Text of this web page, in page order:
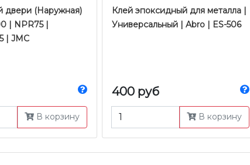
двери (Наружная)
| NPR75 |
| JMC
В корзину
Клей эпоксидный для металла |
Универсальный | Abro | ES-506
400 руб
В корзину